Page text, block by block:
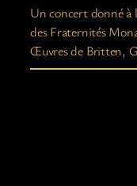
Un concert donné à
des Fraternités
Œuvres de Britten,